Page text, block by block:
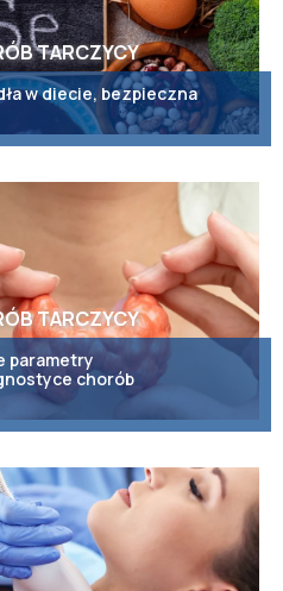
TARCZYCY
w diecie, bezpieczna
TARCZYCY
parametry
chorób